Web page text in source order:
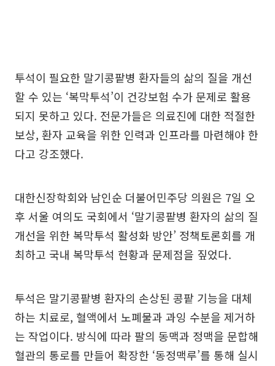
투석이 필요한 말기콩팥병 환자들의 삶의 질을 개선
할 수 있는 ‘복막투석’이 건강보험 수가 문제로 활용
되지 못하고 있다. 전문가들은 의료진에 대한 적절한
보상, 환자 교육을 위한 인력과 인프라를 마련해야 한
다고 강조했다.
대한신장학회와 남인순 더불어민주당 의원은 7일 오
후 서울 여의도 국회에서 ‘말기콩팥병 환자의 삶의 질
개선을 위한 복막투석 활성화 방안’ 정책토론회를 개
최하고 국내 복막투석 현황과 문제점을 짚었다.
투석은 말기콩팥병 환자의 손상된 콩팥 기능을 대체
하는 치료로, 혈액에서 노폐물과 과잉 수분을 제거하
는 작업이다. 방식에 따라 팔의 동맥과 정맥을 문합해
혈관의 통로를 만들어 확장한 ‘동정맥루’를 통해 실시